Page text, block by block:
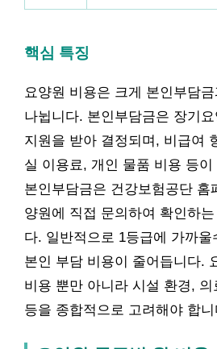
핵심 특징
요양원 비용은 크게 본인부담
나뉩니다. 본인부담금은 장기
지원을 받아 결정되며, 비급여
실 이용료, 개인 물품 비용 등
본인부담금은 건강보험공단 홈
양원에 직접 문의하여 확인하
다. 일반적으로 1등급에 가까
본인 부담 비용이 줄어듭니다.
비용 뿐만 아니라 시설 환경,
등을 종합적으로 고려해야 합니